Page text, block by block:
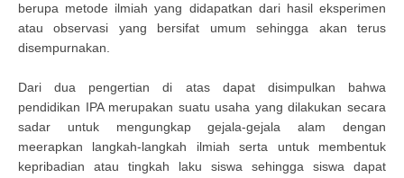
berupa metode ilmiah yang didapatkan dari hasil eksperimen
atau observasi yang bersifat umum sehingga akan terus
disempurnakan.
Dari dua pengertian di atas dapat disimpulkan bahwa
pendidikan IPA merupakan suatu usaha yang dilakukan secara
sadar untuk mengungkap gejala-gejala alam dengan
meerapkan langkah-langkah ilmiah serta untuk membentuk
kepribadian atau tingkah laku siswa sehingga siswa dapat